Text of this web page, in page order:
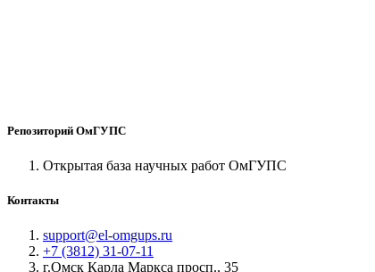
Репозиторий ОмГУПС
Открытая база научных работ ОмГУПС
Контакты
support@el-omgups.ru
+7 (3812) 31-07-11
г.Омск Карла Маркса просп., 35